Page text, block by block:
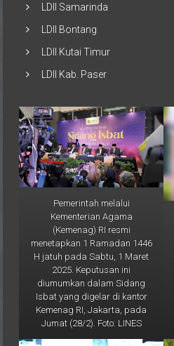
LDII Samarinda
LDII Bontang
LDII Kutai Timur
LDII Kab. Paser
Pemerintah melalui
Kementerian Agama
(Kemenag) RI resmi
menetapkan 1 Ramadan 1446
H jatuh pada Sabtu, 1 Maret
2025. Keputusan ini
diumumkan dalam Sidang
Isbat yang digelar di kantor
Kemenag RI, Jakarta, pada
Jumat (28/2). Foto: LINES